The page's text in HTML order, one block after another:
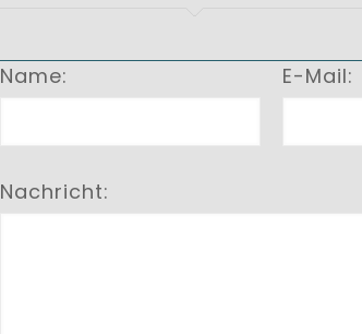
Name: E-Mail:
Nachricht: